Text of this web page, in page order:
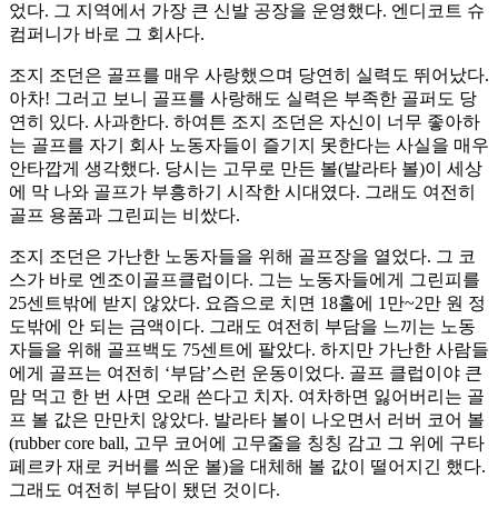
었다. 그 지역에서 가장 큰 신발 공장을 운영했다. 엔디코트 슈
컴퍼니가 바로 그 회사다.
조지 조던은 골프를 매우 사랑했으며 당연히 실력도 뛰어났다.
아차! 그러고 보니 골프를 사랑해도 실력은 부족한 골퍼도 당
연히 있다. 사과한다. 하여튼 조지 조던은 자신이 너무 좋아하
는 골프를 자기 회사 노동자들이 즐기지 못한다는 사실을 매우
안타깝게 생각했다. 당시는 고무로 만든 볼(발라타 볼)이 세상
에 막 나와 골프가 부흥하기 시작한 시대였다. 그래도 여전히
골프 용품과 그린피는 비쌌다.
조지 조던은 가난한 노동자들을 위해 골프장을 열었다. 그 코
스가 바로 엔조이골프클럽이다. 그는 노동자들에게 그린피를
25센트밖에 받지 않았다. 요즘으로 치면 18홀에 1만~2만 원 정
도밖에 안 되는 금액이다. 그래도 여전히 부담을 느끼는 노동
자들을 위해 골프백도 75센트에 팔았다. 하지만 가난한 사람들
에게 골프는 여전히 ‘부담’스런 운동이었다. 골프 클럽이야 큰
맘 먹고 한 번 사면 오래 쓴다고 치자. 여차하면 잃어버리는 골
프 볼 값은 만만치 않았다. 발라타 볼이 나오면서 러버 코어 볼
(rubber core ball, 고무 코어에 고무줄을 칭칭 감고 그 위에 구타
페르카 재로 커버를 씌운 볼)을 대체해 볼 값이 떨어지긴 했다.
그래도 여전히 부담이 됐던 것이다.